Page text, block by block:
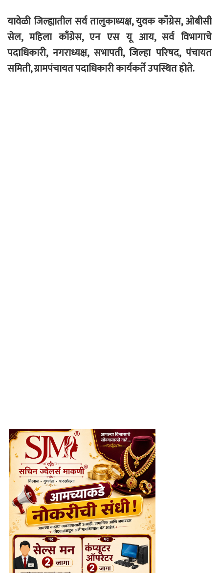
यावेळी जिल्ह्यातील सर्व तालुकाध्यक्ष, युवक काँग्रेस, ओबीसी
सेल, महिला काँग्रेस, एन एस यू आय, सर्व विभागाचे
पदाधिकारी, नगराध्यक्ष, सभापती, जिल्हा परिषद, पंचायत
समिती, ग्रामपंचायत पदाधिकारी कार्यकर्ते उपस्थित होते.